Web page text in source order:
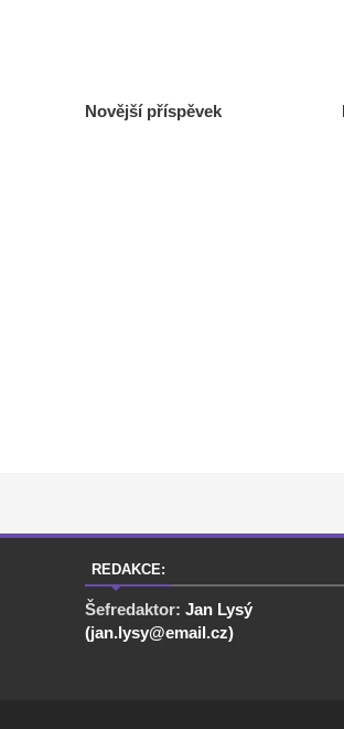
Novější příspěvek
REDAKCE:
Šefredaktor: Jan Lysý
(jan.lysy@email.cz)